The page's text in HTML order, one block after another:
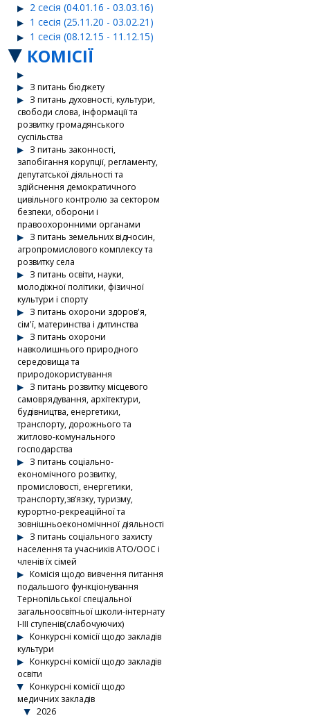
2 сесія (04.01.16 - 03.03.16)
1 сесія (25.11.20 - 03.02.21)
1 сесія (08.12.15 - 11.12.15)
КОМІСІЇ
З питань бюджету
З питань духовності, культури,
свободи слова, інформації та
розвитку громадянського
суспільства
З питань законності,
запобігання корупції, регламенту,
депутатської діяльності та
здійснення демократичного
цивільного контролю за сектором
безпеки, оборони і
правоохоронними органами
З питань земельних відносин,
агропромислового комплексу та
розвитку села
З питань освіти, науки,
молодіжної політики, фізичної
культури і спорту
З питань охорони здоров'я,
сім'ї, материнства і дитинства
З питань охорони
навколишнього природного
середовища та
природокористування
З питань розвитку місцевого
самоврядування, архітектури,
будівництва, енергетики,
транспорту, дорожнього та
житлово-комунального
господарства
З питань соціально-
економічного розвитку,
промисловості, енергетики,
транспорту,зв’язку, туризму,
курортно-рекреаційної та
зовнішньоекономічнної діяльності
З питань соціального захисту
населення та учасників АТО/ООС і
членів їх сімей
Комісія щодо вивчення питання
подальшого функціонування
Тернопільської спеціальної
загальноосвітньої школи-інтернату
І-ІІІ ступенів(слабочуючих)
Конкурсні комісії щодо закладів
культури
Конкурсні комісії щодо закладів
освіти
Конкурсні комісії щодо
медичних закладів
2026